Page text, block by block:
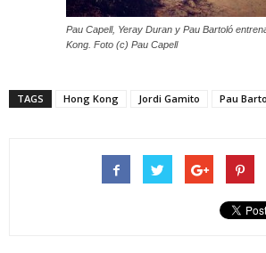
Pau Capell, Yeray Duran y Pau Bartoló
Kong. Foto (c) Pau Capell
TAGS Hong Kong Jordi Gamito Pau